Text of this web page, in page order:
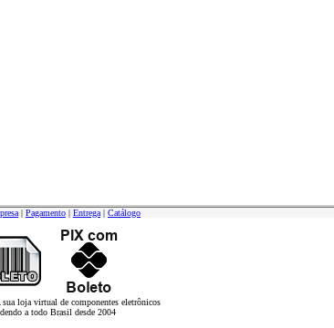
| Pagamento | Entrega | Catálogo
sua loja virtual de componentes eletrônicos
a todo Brasil desde 2004